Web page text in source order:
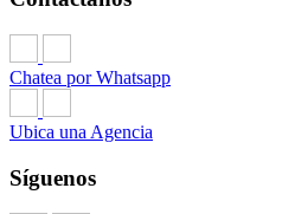
Chatea por Whatsapp
Ubica una Agencia
Síguenos